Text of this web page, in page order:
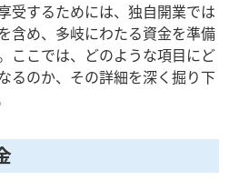
受するためには、独自開業では
含め、多岐にわたる資金を準備
ここでは、どのような項目にど
るのか、その詳細を深く掘り下